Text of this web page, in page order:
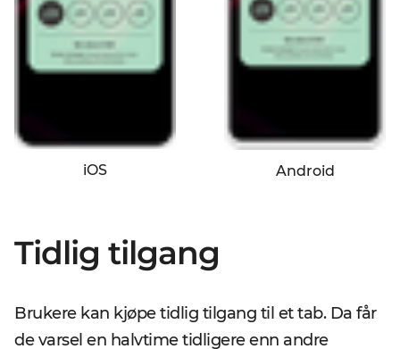
iOS Android
Tidlig tilgang
Brukere kan kjøpe tidlig tilgang til et tab. Da får
de varsel en halvtime tidligere enn andre